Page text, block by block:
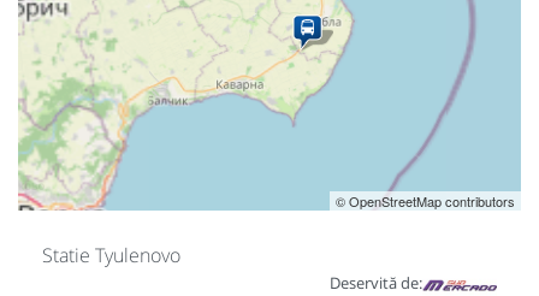
© OpenStreetMap contributors
Statie Tyulenovo
Deservită de: